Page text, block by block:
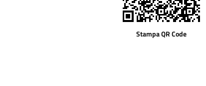
Stampa QR Code